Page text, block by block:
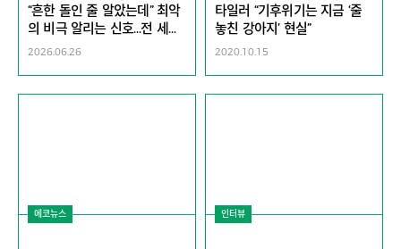
“흔한 돌인 줄 알았는데” 최악
의 비극 알리는 신호…전 세계
바다에서 포착됐다 [지구, 뭐
2026.06.26
타일러 “기후위기는 지금 ‘줄
놓친 강아지’ 현실”
2020.10.15
에코뉴스 인터뷰